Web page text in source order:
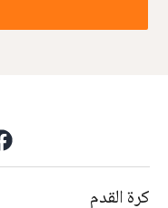
كرة القدم